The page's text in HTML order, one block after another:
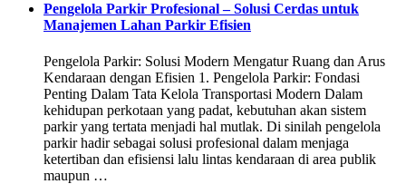
Pengelola Parkir Profesional – Solusi Cerdas untuk
Manajemen Lahan Parkir Efisien
Pengelola Parkir: Solusi Modern Mengatur Ruang dan Arus
Kendaraan dengan Efisien 1. Pengelola Parkir: Fondasi
Penting Dalam Tata Kelola Transportasi Modern Dalam
kehidupan perkotaan yang padat, kebutuhan akan sistem
parkir yang tertata menjadi hal mutlak. Di sinilah pengelola
parkir hadir sebagai solusi profesional dalam menjaga
ketertiban dan efisiensi lalu lintas kendaraan di area publik
maupun …